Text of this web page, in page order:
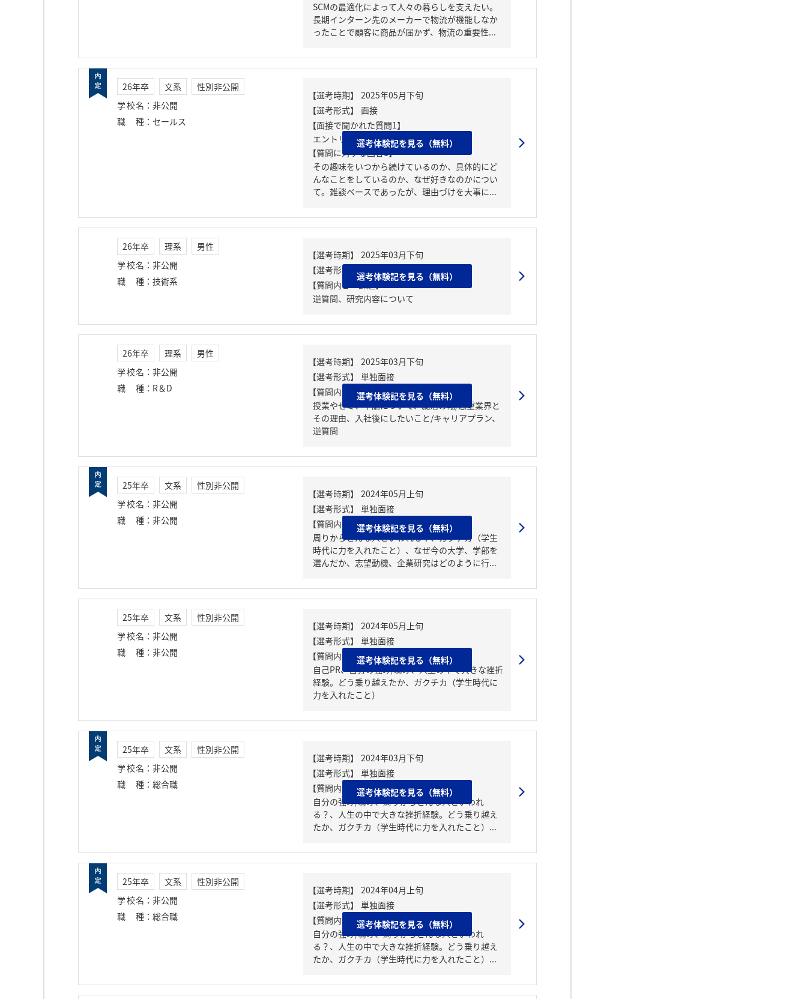
SCMの最適化によって人々の暮らしを支えたい。
長期インターン先のメーカーで物流が機能しなか
ったことで顧客に商品が届かず、物流の重要性...
26年卒 文系
性別非公開
学校名 ： 非公開
職種 ： セールス
【面接で聞かれた質問1】
エントリーシートに記載した趣味について
【質問に対する回答1】
その趣味をいつから続けているのか、具体的にど
んなことをしているのか、なぜ好きなのかについ
て。雑談ベースであったが、理由づけを大事に...
選考体験記を見る（無料）
26年卒 理系
男性
学校名 ： 非公開
職種 ： 技術系
【質問内容・課題】
逆質問、研究内容について
選考体験記を見る（無料）
26年卒 理系
男性
学校名 ： 非公開
職種 ： R＆D
【質問内容・課題】
授業やゼミ、卒論について、就活の軸/志望業界と
その理由、入社後にしたいこと/キャリアプラン、
逆質問
選考体験記を見る（無料）
25年卒 文系
性別非公開
学校名 ： 非公開
職種 ： 非公開
【質問内容・課題】
周りからどんな人といわれる？、ガクチカ（学生
時代に力を入れたこと）、なぜ今の大学、学部を
選んだか、志望動機、企業研究はどのように行...
選考体験記を見る（無料）
25年卒 文系
性別非公開
学校名 ： 非公開
職種 ： 非公開
【質問内容・課題】
自己PR、自分の強み/弱み、人生の中で大きな挫折
経験。どう乗り越えたか、ガクチカ（学生時代に
力を入れたこと）
選考体験記を見る（無料）
25年卒 文系
性別非公開
学校名 ： 非公開
職種 ： 総合職
【質問内容・課題】
自分の強み/弱み、周りからどんな人といわれ
る？、人生の中で大きな挫折経験。どう乗り越え
たか、ガクチカ（学生時代に力を入れたこと）...
選考体験記を見る（無料）
25年卒 文系
性別非公開
学校名 ： 非公開
職種 ： 総合職
【質問内容・課題】
自分の強み/弱み、周りからどんな人といわれ
る？、人生の中で大きな挫折経験。どう乗り越え
たか、ガクチカ（学生時代に力を入れたこと）...
選考体験記を見る（無料）